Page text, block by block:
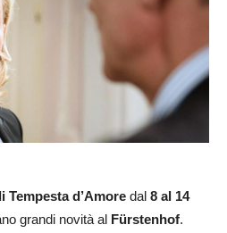
Tempesta d’Amore dal 8 al 14
grandi novità al Fürstenhof.